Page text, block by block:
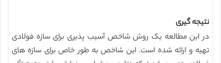
نتیجه گیری
در این مطالعه یک روش شاخص آسیب پذیری برای سازه فولادی
تهیه و ارائه شده است. این شاخص به طور خاص برای سازه های